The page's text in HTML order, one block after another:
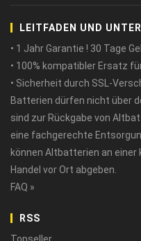
LEITFADEN UND
• 1 Jahr Garantie ! 30 Tage
• 100% kompatibler Ersatz
• Sicherheit durch SSL-
Batterien dürfen nicht über
sind zur Rückgabe von
eine fachgerechte
können Altbatterien an
Handel vor Ort abgeben.
FAQ »
RSS
Topseller